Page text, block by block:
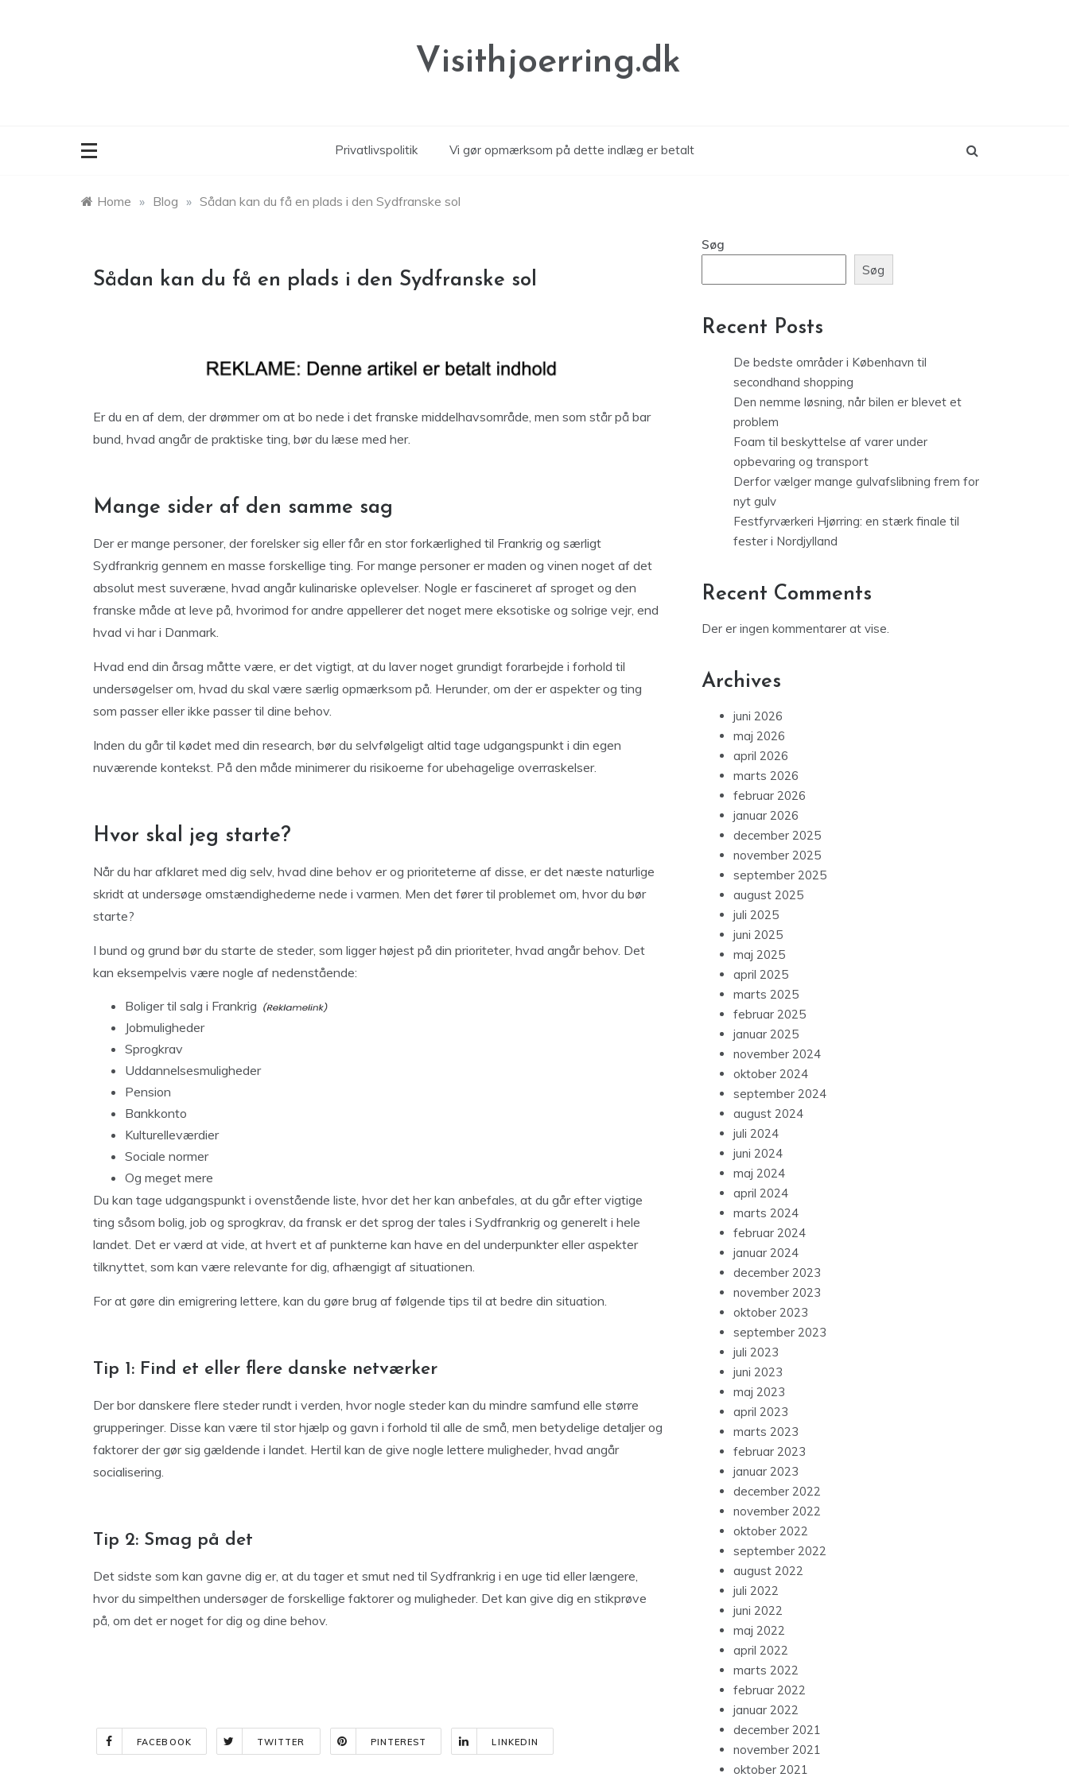
Visithjoerring.dk
Privatlivspolitik Vi gør opmærksom på dette indlæg er betalt
Home » Blog » Sådan kan du få en plads i den Sydfranske sol
Sådan kan du få en plads i den Sydfranske sol
Er du en af dem, der drømmer om at bo nede i det franske middelhavsområde, men som står på bar
bund, hvad angår de praktiske ting, bør du læse med her.
Mange sider af den samme sag
Der er mange personer, der forelsker sig eller får en stor forkærlighed til Frankrig og særligt
Sydfrankrig gennem en masse forskellige ting. For mange personer er maden og vinen noget af det
absolut mest suveræne, hvad angår kulinariske oplevelser. Nogle er fascineret af sproget og den
franske måde at leve på, hvorimod for andre appellerer det noget mere eksotiske og solrige vejr, end
hvad vi har i Danmark.
Hvad end din årsag måtte være, er det vigtigt, at du laver noget grundigt forarbejde i forhold til
undersøgelser om, hvad du skal være særlig opmærksom på. Herunder, om der er aspekter og ting
som passer eller ikke passer til dine behov.
Inden du går til kødet med din research, bør du selvfølgeligt altid tage udgangspunkt i din egen
nuværende kontekst. På den måde minimerer du risikoerne for ubehagelige overraskelser.
Hvor skal jeg starte?
Når du har afklaret med dig selv, hvad dine behov er og prioriteterne af disse, er det næste naturlige
skridt at undersøge omstændighederne nede i varmen. Men det fører til problemet om, hvor du bør
starte?
I bund og grund bør du starte de steder, som ligger højest på din prioriteter, hvad angår behov. Det
kan eksempelvis være nogle af nedenstående:
Boliger til salg i Frankrig
Jobmuligheder
Sprogkrav
Uddannelsesmuligheder
Pension
Bankkonto
Kulturelleværdier
Sociale normer
Og meget mere
Du kan tage udgangspunkt i ovenstående liste, hvor det her kan anbefales, at du går efter vigtige
ting såsom bolig, job og sprogkrav, da fransk er det sprog der tales i Sydfrankrig og generelt i hele
landet. Det er værd at vide, at hvert et af punkterne kan have en del underpunkter eller aspekter
tilknyttet, som kan være relevante for dig, afhængigt af situationen.
For at gøre din emigrering lettere, kan du gøre brug af følgende tips til at bedre din situation.
Tip 1: Find et eller flere danske netværker
Der bor danskere flere steder rundt i verden, hvor nogle steder kan du mindre samfund elle større
grupperinger. Disse kan være til stor hjælp og gavn i forhold til alle de små, men betydelige detaljer og
faktorer der gør sig gældende i landet. Hertil kan de give nogle lettere muligheder, hvad angår
socialisering.
Tip 2: Smag på det
Det sidste som kan gavne dig er, at du tager et smut ned til Sydfrankrig i en uge tid eller længere,
hvor du simpelthen undersøger de forskellige faktorer og muligheder. Det kan give dig en stikprøve
på, om det er noget for dig og dine behov.
FACEBOOK TWITTER PINTEREST LINKEDIN
Søg
Søg
Recent Posts
De bedste områder i København til
secondhand shopping
Den nemme løsning, når bilen er blevet et
problem
Foam til beskyttelse af varer under
opbevaring og transport
Derfor vælger mange gulvafslibning frem for
nyt gulv
Festfyrværkeri Hjørring: en stærk finale til
fester i Nordjylland
Recent Comments
Der er ingen kommentarer at vise.
Archives
juni 2026
maj 2026
april 2026
marts 2026
februar 2026
januar 2026
december 2025
november 2025
september 2025
august 2025
juli 2025
juni 2025
maj 2025
april 2025
marts 2025
februar 2025
januar 2025
november 2024
oktober 2024
september 2024
august 2024
juli 2024
juni 2024
maj 2024
april 2024
marts 2024
februar 2024
januar 2024
december 2023
november 2023
oktober 2023
september 2023
juli 2023
juni 2023
maj 2023
april 2023
marts 2023
februar 2023
januar 2023
december 2022
november 2022
oktober 2022
september 2022
august 2022
juli 2022
juni 2022
maj 2022
april 2022
marts 2022
februar 2022
januar 2022
december 2021
november 2021
oktober 2021